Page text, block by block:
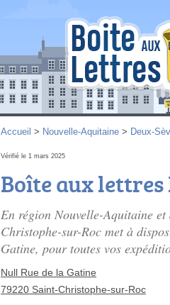
Accueil > Nouvelle-Aquitaine > Deux-
Vérifié le 1 mars 2025
Boîte aux lettres
En région Nouvelle-Aquitaine et
Christophe-sur-Roc met à
Gatine, pour toutes vos
Null Rue de la Gatine
79220 Saint-Christophe-sur-Roc